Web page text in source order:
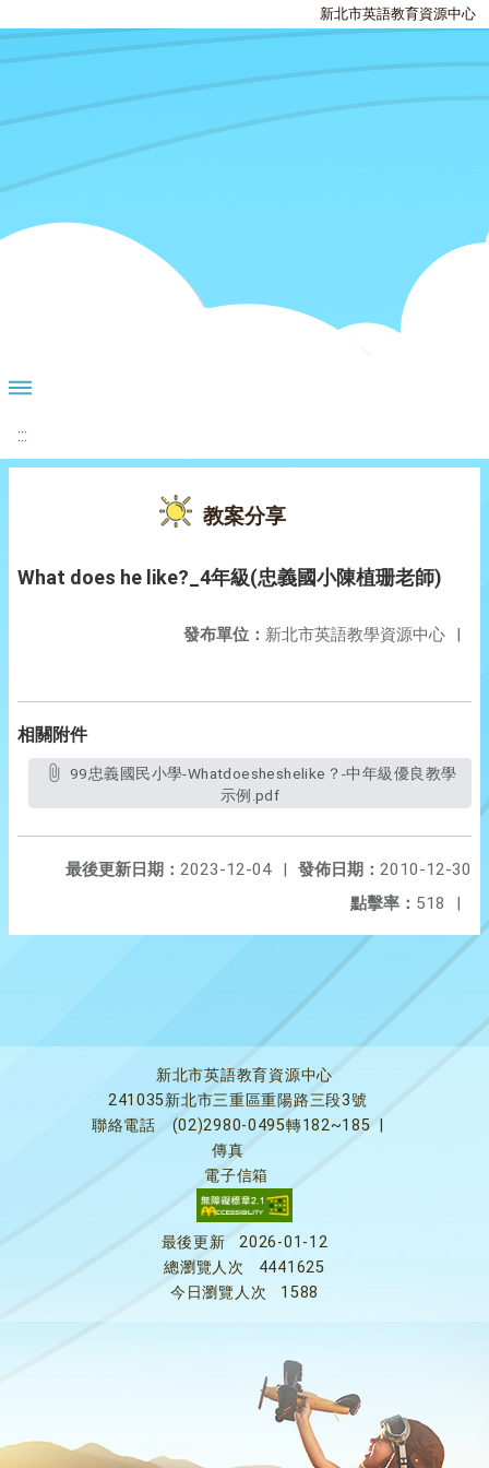
新北市英語教育資源中心
:::
教案分享
What does he like?_4年級(忠義國小陳植珊老師)
發布單位： 新北市英語教學資源中心 |
相關附件
示例.pdf
發佈日期： 2010-12-30
最後更新日期： 2023-12-04
|
點擊率： 518 |
新北市英語教育資源中心
241035新北市三重區重陽路三段3號
聯絡電話
(02)2980-0495轉182~185
傳真
電子信箱
最後更新
2026-01-12
總瀏覽人次
4441625
今日瀏覽人次
1588